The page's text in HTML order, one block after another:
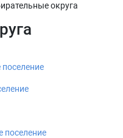
округа
поселение